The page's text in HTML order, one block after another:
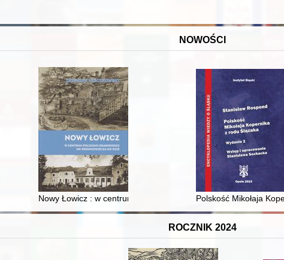
NOWOŚCI
prestiż finansowy i towarzyski lokalnego mieszczaństwa w 2. poł. XIX w
Nowy Łowicz : w centrum poligonu drawskiego od średniowiecza
Polskość Mikołaja
ROCZNIK 2024